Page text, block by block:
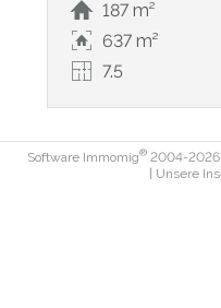
187 m²
637 m²
7.5
Software Immomig® 2004-
| Unsere